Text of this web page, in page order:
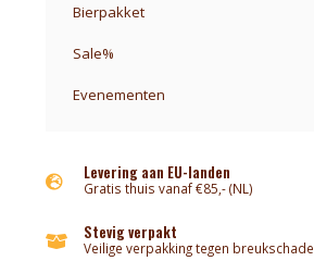
Bierpakket
Sale%
Evenementen
Levering aan EU-landen
Gratis thuis vanaf €85,- (NL)
Stevig verpakt
Veilige verpakking tegen breukschade